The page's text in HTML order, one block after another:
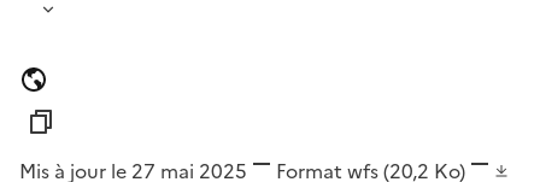
Mis à jour le 27 mai 2025 Format wfs(20,2 Ko)